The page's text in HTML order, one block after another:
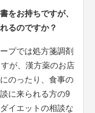
をお持ちですが、
るのですか？
プでは処方箋調剤
が、漢方薬のお店
のったり、食事の
に来られる方の9
イエットの相談な